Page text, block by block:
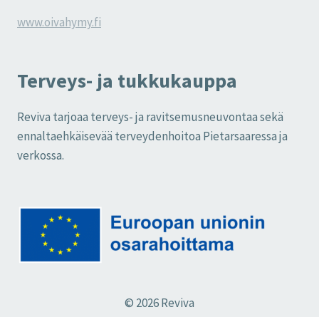
www.oivahymy.fi
Terveys- ja tukkukauppa
Reviva tarjoaa terveys- ja ravitsemusneuvontaa sekä
ennaltaehkäisevää terveydenhoitoa Pietarsaaressa ja
verkossa.
© 2026 Reviva